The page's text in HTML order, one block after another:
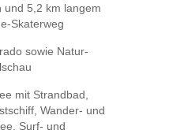
5,2 km langem
Skaterweg
sowie Natur-
mit Strandbad,
Wander- und
Surf- und